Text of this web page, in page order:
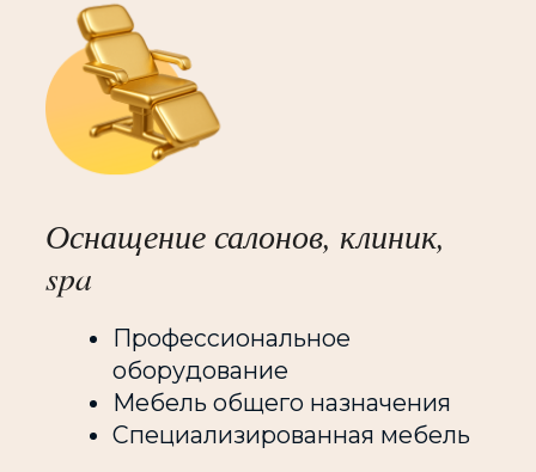
Форум Премии
возможности
на выставке